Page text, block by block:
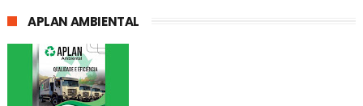
APLAN AMBIENTAL